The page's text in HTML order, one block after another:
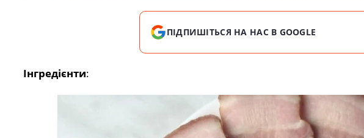
ПІДПИШІТЬСЯ НА НАС В GOOGLE
Інгредієнти: